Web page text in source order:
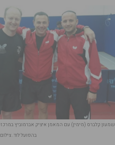
שמעון קלברס (מימין) עם המאמן איציק אברמוביץ
בהפועל לוד.